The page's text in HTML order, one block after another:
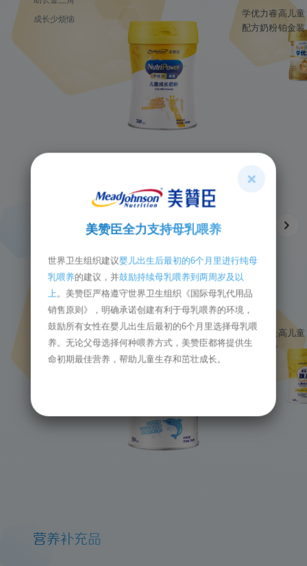
成长少烦恼
学优力睿高儿童
配方奶粉铂金装
学优力学生成长奶粉
创造未来
启优力跃高儿童
成长奶粉
营养补充品
美赞臣全力支持母乳喂养
世界卫生组织建议婴儿出生后最初的6个月里进行纯母
乳喂养的建议，并鼓励持续母乳喂养到两周岁及以
上。美赞臣严格遵守世界卫生组织《国际母乳代用品
销售原则》，明确承诺创建有利于母乳喂养的环境，
鼓励所有女性在婴儿出生后最初的6个月里选择母乳喂
养。无论父母选择何种喂养方式，美赞臣都将提供生
命初期最佳营养，帮助儿童生存和茁壮成长。